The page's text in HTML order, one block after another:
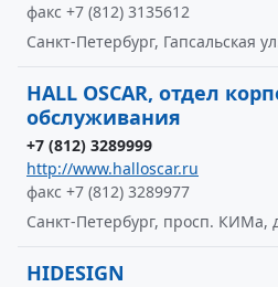
факс +7 (812) 3135612
Санкт-Петербург, Гапсальская
HALL OSCAR, отдел
обслуживания
+7 (812) 3289999
http://www.halloscar.ru
факс +7 (812) 3289977
Санкт-Петербург, просп. КИМа,
HIDESIGN